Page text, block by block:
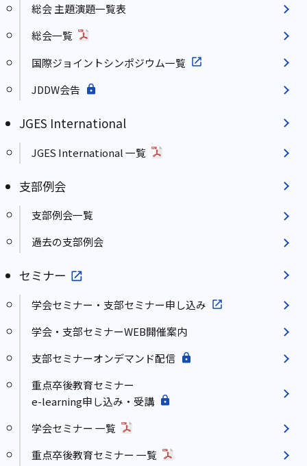
総会 主題演題一覧表
総会一覧
国際ジョイントシンポジウム一覧
JDDW会告
JGES International
JGES International 一覧
支部例会
支部例会一覧
過去の支部例会
セミナー
学会セミナー・支部セミナー申し込み
学会・支部セミナーWEB開催案内
支部セミナーオンデマンド配信
重点卒後教育セミナー
e-learning申し込み・受講
学会セミナー 一覧
重点卒後教育セミナー 一覧